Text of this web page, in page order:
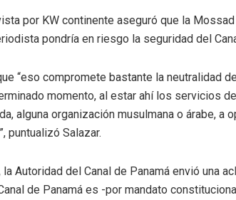
por KW continente aseguró que la
pondría en riesgo la seguridad del
“eso compromete bastante la neutralidad
momento, al estar ahí los servicios
alguna organización musulmana o árabe, a
puntualizó Salazar.
Autoridad del Canal de Panamá envió una
de Panamá es -por mandato